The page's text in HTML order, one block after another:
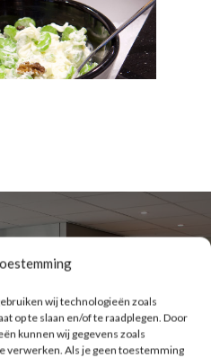
wij technologieën zoals
op te slaan en/of te raadplegen. Door
kunnen wij gegevens zoals
verwerken. Als je geen toestemming